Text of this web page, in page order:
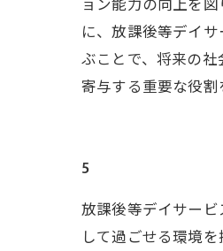
ョン能力の向上を
に、放課後等デイ
ぶことで、将来の
寄与する重要な役
5
放課後等デイサー
して過ごせる環境